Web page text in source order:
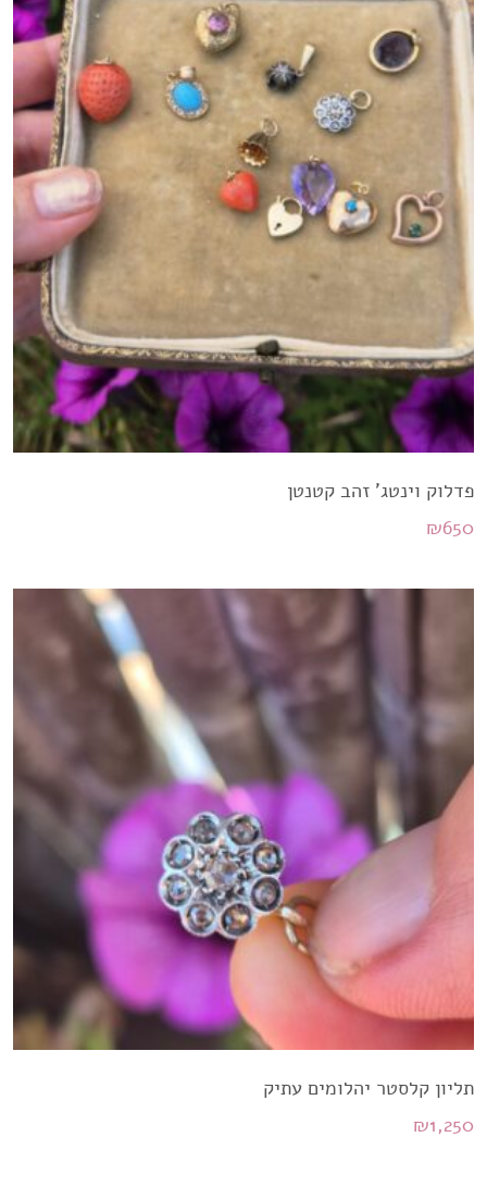
פדלוק וינטג' זהב קטנטן
₪650
תליון קלסטר יהלומים עתיק
₪1,250